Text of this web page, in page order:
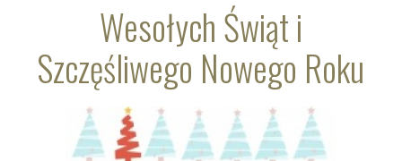
Wesołych Świąt i
Szczęśliwego Nowego Roku